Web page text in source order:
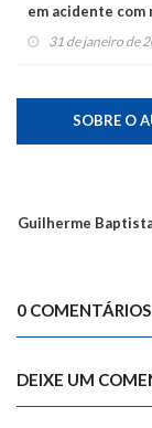
em acidente com
31 de janeiro de
SOBRE O
Guilherme
0 COMENTÁRIOS
DEIXE UM